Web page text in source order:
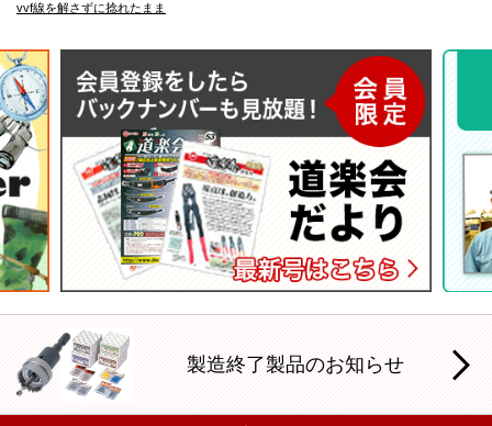
解さずに捻れたまま
製造終了製品のお知らせ